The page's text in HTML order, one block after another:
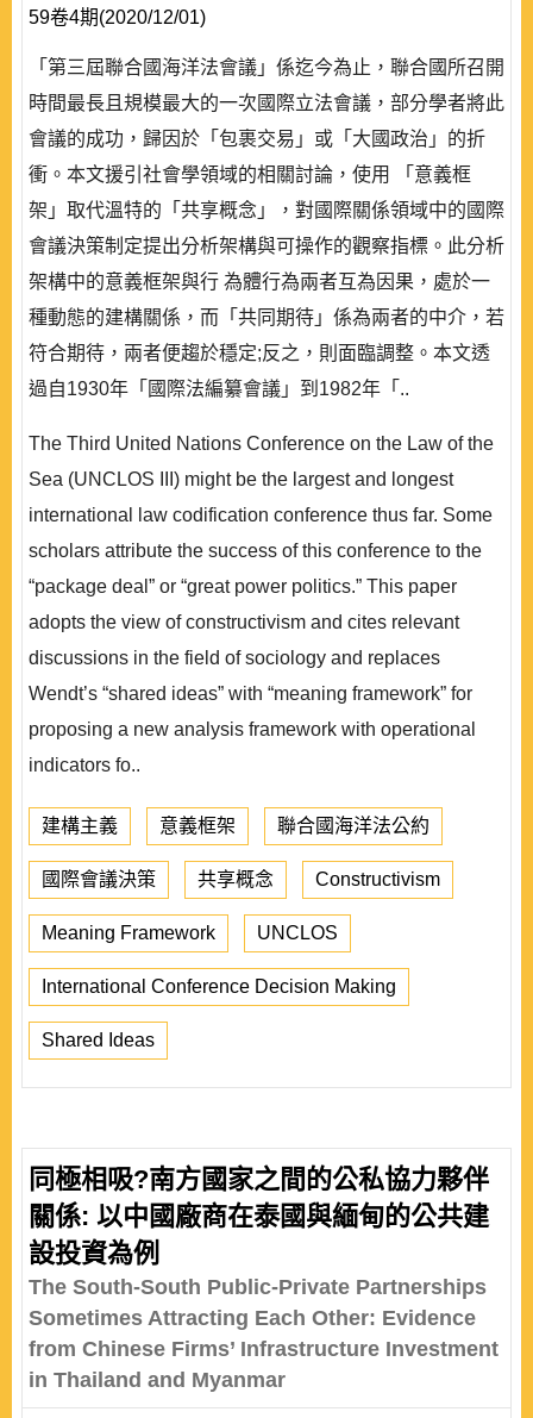
59卷4期(2020/12/01)
「第三屆聯合國海洋法會議」係迄今為止，聯合國所召開
時間最長且規模最大的一次國際立法會議，部分學者將此
會議的成功，歸因於「包裹交易」或「大國政治」的折
衝。本文援引社會學領域的相關討論，使用 「意義框
架」取代溫特的「共享概念」，對國際關係領域中的國際
會議決策制定提出分析架構與可操作的觀察指標。此分析
架構中的意義框架與行 為體行為兩者互為因果，處於一
種動態的建構關係，而「共同期待」係為兩者的中介，若
符合期待，兩者便趨於穩定;反之，則面臨調整。本文透
過自1930年「國際法編纂會議」到1982年「..
The Third United Nations Conference on the Law of the
Sea (UNCLOS III) might be the largest and longest
international law codification conference thus far. Some
scholars attribute the success of this conference to the
“package deal” or “great power politics.” This paper
adopts the view of constructivism and cites relevant
discussions in the field of sociology and replaces
Wendt’s “shared ideas” with “meaning framework” for
proposing a new analysis framework with operational
indicators fo..
建構主義 意義框架 聯合國海洋法公約
國際會議決策 共享概念 Constructivism
Meaning Framework UNCLOS
International Conference Decision Making
Shared Ideas
同極相吸?南方國家之間的公私協力夥伴
關係: 以中國廠商在泰國與緬甸的公共建
設投資為例
The South-South Public-Private Partnerships
Sometimes Attracting Each Other: Evidence
from Chinese Firms’ Infrastructure Investment
in Thailand and Myanmar